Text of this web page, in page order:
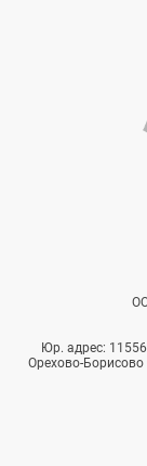
Юр. адрес:
Орехово-